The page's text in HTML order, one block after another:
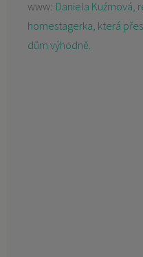
www: Daniela Kuźmová,
homestagerka, která
dům výhodně.